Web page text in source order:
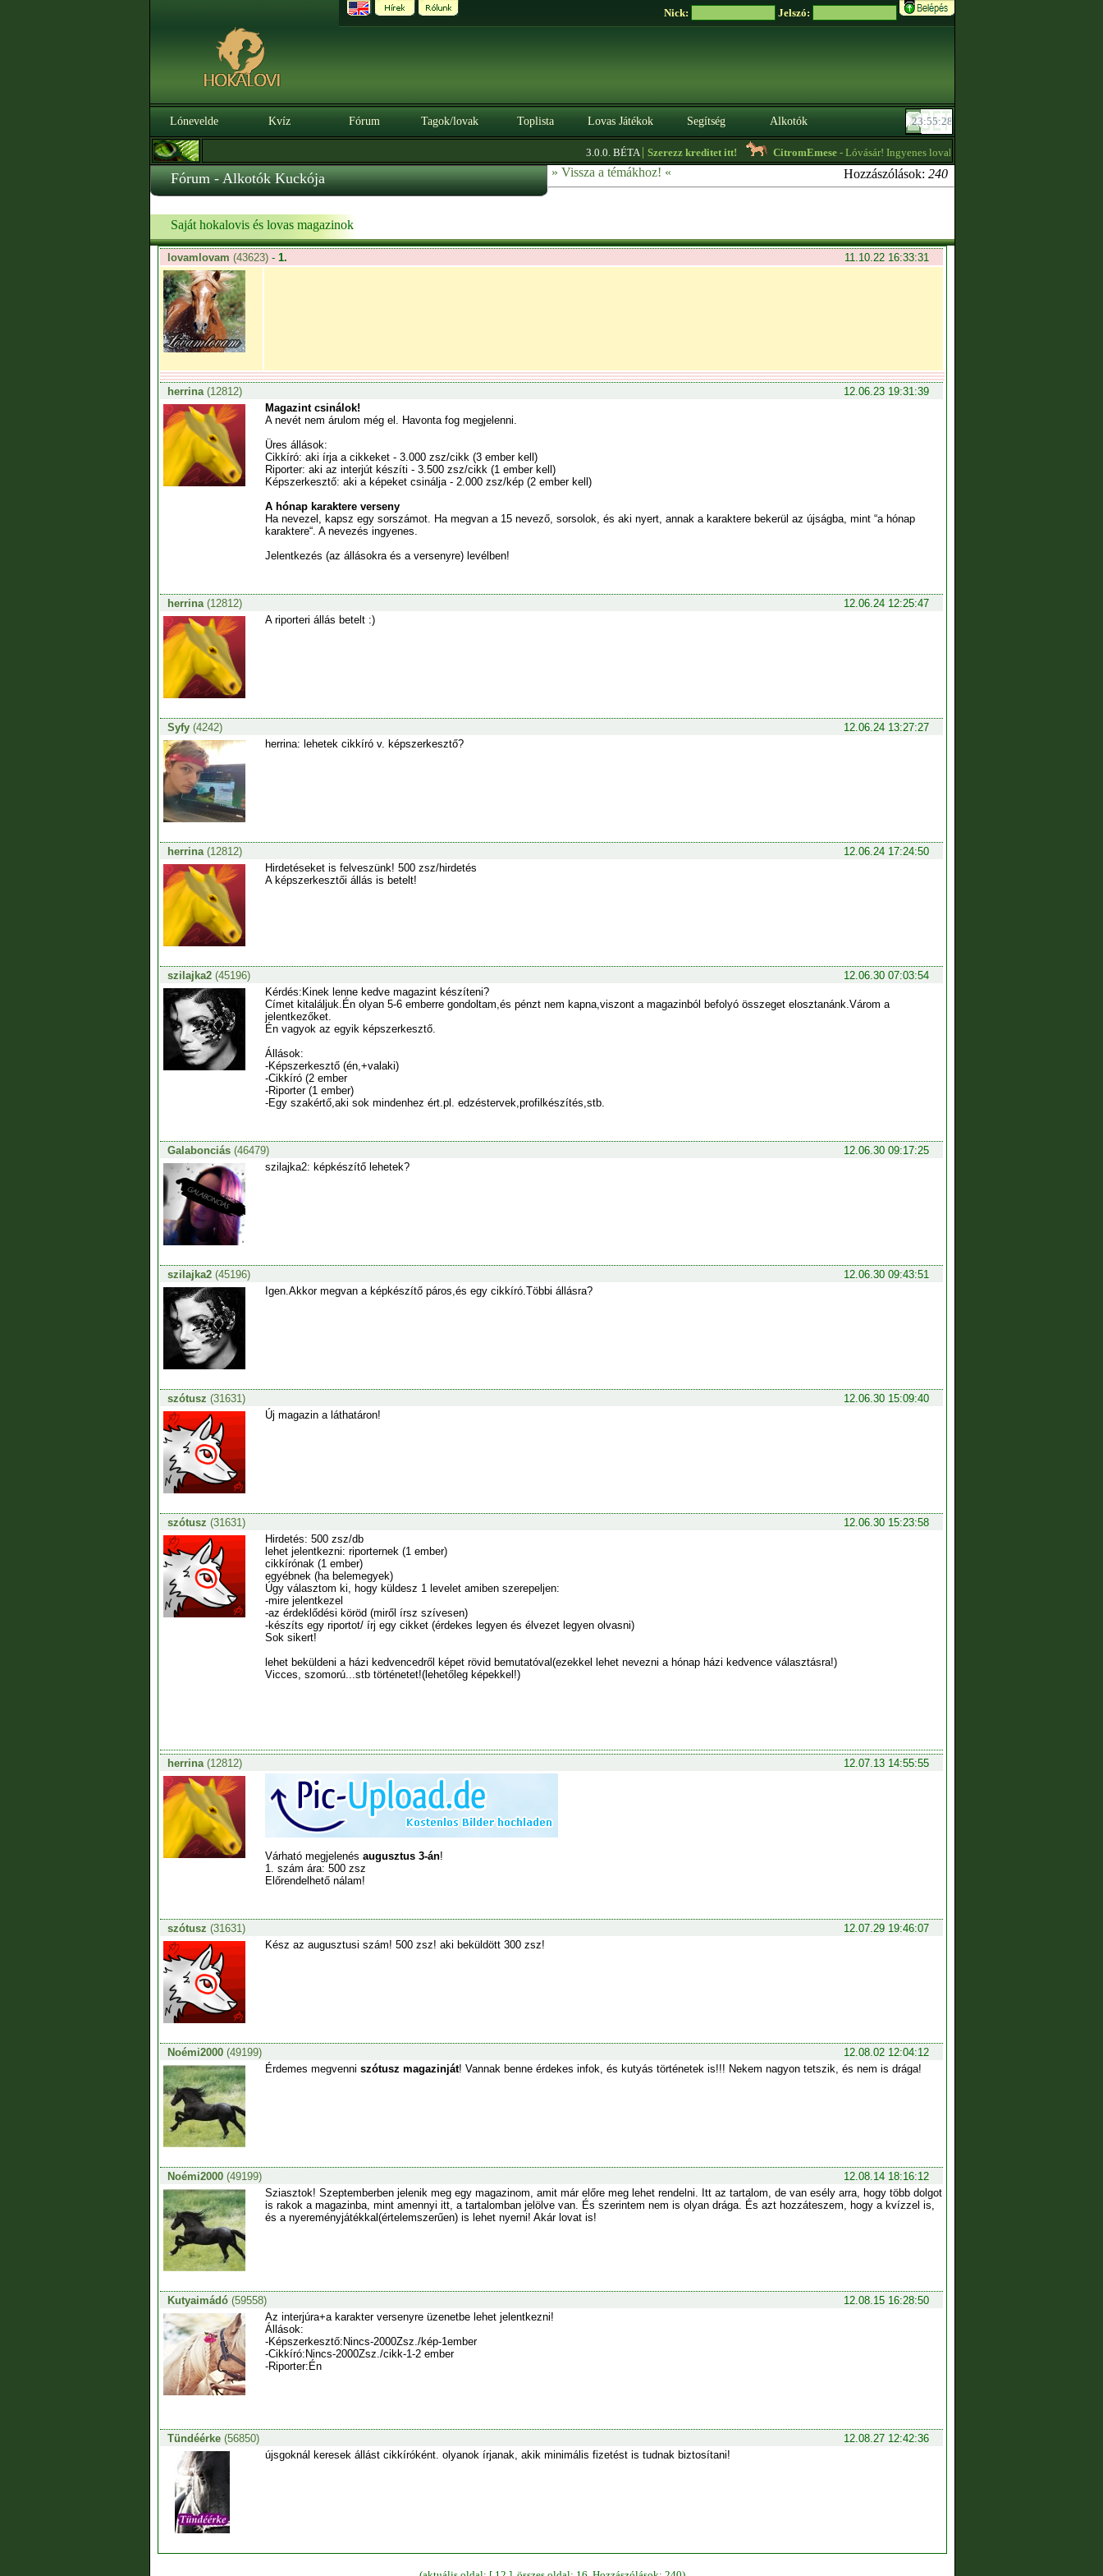
Nick: Jelszó:
Lónevelde Kvíz Fórum Tagok/lovak Toplista Lovas Játékok Segítség Alkotók
3.0.0. BÉTA|Szerezz kreditet itt! CitromEmese- Lóvásár! Ingyenes lovak is vannak! Részletek a profilomon, a
Fórum - Alkotók Kuckója » Vissza a témákhoz! « Hozzászólások: 240
Saját hokalovis és lovas magazinok
lovamlovam (43623) - 1. 11.10.22 16:33:31
herrina(12812)
12.06.23 19:31:39
Magazint csinálok!
A nevét nem árulom még el. Havonta fog megjelenni.
Üres állások:
Cikkíró: aki írja a cikkeket - 3.000 zsz/cikk (3 ember kell)
Riporter: aki az interjút készíti - 3.500 zsz/cikk (1 ember kell)
Képszerkesztő: aki a képeket csinálja - 2.000 zsz/kép (2 ember kell)
A hónap karaktere verseny
Ha nevezel, kapsz egy sorszámot. Ha megvan a 15 nevező, sorsolok, és aki nyert, annak a karaktere bekerül az újságba, mint “a hónap
karaktere“. A nevezés ingyenes.
Jelentkezés (az állásokra és a versenyre) levélben!
herrina(12812)
12.06.24 12:25:47
A riporteri állás betelt :)
Syfy(4242)
12.06.24 13:27:27
herrina: lehetek cikkíró v. képszerkesztő?
herrina(12812)
12.06.24 17:24:50
Hirdetéseket is felveszünk! 500 zsz/hirdetés
A képszerkesztői állás is betelt!
szilajka2(45196)
12.06.30 07:03:54
Kérdés:Kinek lenne kedve magazint készíteni?
Címet kitaláljuk.Én olyan 5-6 emberre gondoltam,és pénzt nem kapna,viszont a magazinból befolyó összeget elosztanánk.Várom a
jelentkezőket.
Én vagyok az egyik képszerkesztő.
Állások:
-Képszerkesztő (én,+valaki)
-Cikkíró (2 ember
-Riporter (1 ember)
-Egy szakértő,aki sok mindenhez ért.pl. edzéstervek,profilkészítés,stb.
Galabonciás(46479)
12.06.30 09:17:25
szilajka2: képkészítő lehetek?
szilajka2(45196)
12.06.30 09:43:51
Igen.Akkor megvan a képkészítő páros,és egy cikkíró.Többi állásra?
szótusz (31631)
12.06.30 15:09:40
Új magazin a láthatáron!
szótusz (31631)
12.06.30 15:23:58
Hirdetés: 500 zsz/db
lehet jelentkezni: riporternek (1 ember)
cikkírónak (1 ember)
egyébnek (ha belemegyek)
Úgy választom ki, hogy küldesz 1 levelet amiben szerepeljen:
-mire jelentkezel
-az érdeklődési köröd (miről írsz szívesen)
-készíts egy riportot/ írj egy cikket (érdekes legyen és élvezet legyen olvasni)
Sok sikert!
lehet beküldeni a házi kedvencedről képet rövid bemutatóval(ezekkel lehet nevezni a hónap házi kedvence választásra!)
Vicces, szomorú...stb történetet!(lehetőleg képekkel!)
herrina(12812) 12.07.13 14:55:55
Várható megjelenés augusztus 3-án!
1. szám ára: 500 zsz
Előrendelhető nálam!
szótusz (31631)
12.07.29 19:46:07
Kész az augusztusi szám! 500 zsz! aki beküldött 300 zsz!
Noémi2000(49199)
12.08.02 12:04:12
Érdemes megvenni szótusz magazinját! Vannak benne érdekes infok, és kutyás történetek is!!! Nekem nagyon tetszik, és nem is drága!
Noémi2000(49199)
12.08.14 18:16:12
Sziasztok! Szeptemberben jelenik meg egy magazinom, amit már előre meg lehet rendelni. Itt az tartalom, de van esély arra, hogy több dolgot
is rakok a magazinba, mint amennyi itt, a tartalomban jelölve van. És szerintem nem is olyan drága. És azt hozzáteszem, hogy a kvízzel is,
és a nyereményjátékkal(értelemszerűen) is lehet nyerni! Akár lovat is!
Kutyaimádó(59558)
12.08.15 16:28:50
Az interjúra+a karakter versenyre üzenetbe lehet jelentkezni!
Állások:
-Képszerkesztő:Nincs-2000Zsz./kép-1ember
-Cikkíró:Nincs-2000Zsz./cikk-1-2 ember
-Riporter:Én
Tündéérke(56850)
12.08.27 12:42:36
újsgoknál keresek állást cikkíróként. olyanok írjanak, akik minimális fizetést is tudnak biztosítani!